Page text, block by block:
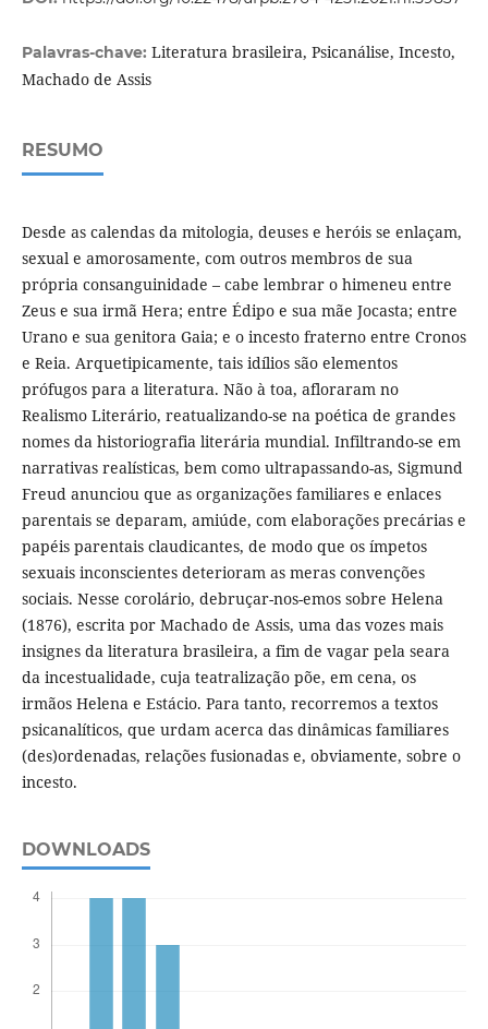
Palavras-chave: Literatura brasileira, Psicanálise, Incesto,
Machado de Assis
RESUMO
Desde as calendas da mitologia, deuses e heróis se enlaçam,
sexual e amorosamente, com outros membros de sua
própria consanguinidade – cabe lembrar o himeneu entre
Zeus e sua irmã Hera; entre Édipo e sua mãe Jocasta; entre
Urano e sua genitora Gaia; e o incesto fraterno entre Cronos
e Reia. Arquetipicamente, tais idílios são elementos
prófugos para a literatura. Não à toa, afloraram no
Realismo Literário, reatualizando-se na poética de grandes
nomes da historiografia literária mundial. Infiltrando-se em
narrativas realísticas, bem como ultrapassando-as, Sigmund
Freud anunciou que as organizações familiares e enlaces
parentais se deparam, amiúde, com elaborações precárias e
papéis parentais claudicantes, de modo que os ímpetos
sexuais inconscientes deterioram as meras convenções
sociais. Nesse corolário, debruçar-nos-emos sobre Helena
(1876), escrita por Machado de Assis, uma das vozes mais
insignes da literatura brasileira, a fim de vagar pela seara
da incestualidade, cuja teatralização põe, em cena, os
irmãos Helena e Estácio. Para tanto, recorremos a textos
psicanalíticos, que urdam acerca das dinâmicas familiares
(des)ordenadas, relações fusionadas e, obviamente, sobre o
incesto.
DOWNLOADS